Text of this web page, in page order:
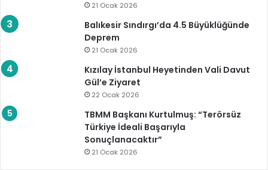
21 Ocak 2026
Balıkesir Sındırgı’da 4.5 Büyüklüğünde
Deprem
21 Ocak 2026
Kızılay İstanbul Heyetinden Vali Davut
Gül’e Ziyaret
22 Ocak 2026
TBMM Başkanı Kurtulmuş: “Terörsüz
Türkiye İdeali Başarıyla
Sonuçlanacaktır”
21 Ocak 2026